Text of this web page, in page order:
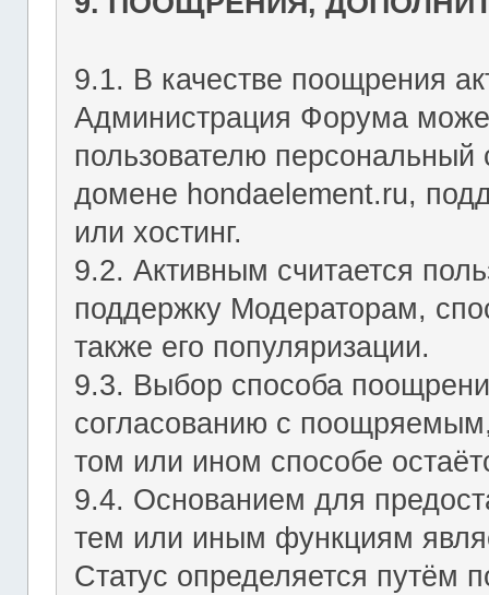
9.1. В качестве поощрения
Администрация Форума
пользователю персональный
домене hondaelement.ru,
или хостинг.
9.2. Активным считается
поддержку Модераторам,
также его популяризации.
9.3. Выбор способа
согласованию с
том или ином способе
9.4. Основанием для
тем или иным функциям
Статус определяется путём